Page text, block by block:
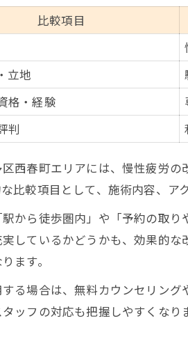
比較項目
立地
格・経験
判
西春町エリアには、慢性疲労
比較項目として、施術内容、ア
から徒歩圏内」や「予約の取
しているかどうかも、効果的
ます。
る場合は、無料カウンセリン
ッフの対応も把握しやすくなり